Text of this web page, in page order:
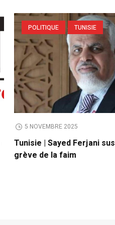
POLITIQUE TUNISIE
5 NOVEMBRE 2025
Tunisie | Sayed Ferjani
grève de la faim